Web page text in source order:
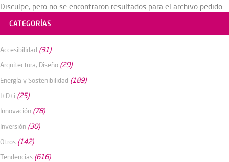
Disculpe, pero no se encontraron resultados para el archivo pedido.
CATEGORÍAS
Accesibilidad (31)
Arquitectura, Diseño (29)
Energía y Sostenibilidad (189)
I+D+i (25)
Innovación (78)
Inversión (30)
Otros (142)
Tendencias (616)